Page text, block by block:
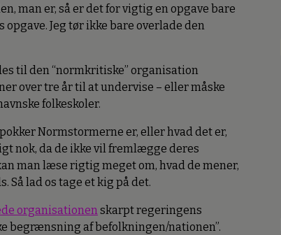
man er, så er det for vigtig en opgave bare
Jeg tør ikke bare overlade den
til den “normkritiske” organisation
over tre år til at undervise – eller måske
folkeskoler.
Normstormerne er, eller hvad det er,
nok, da de ikke vil fremlægge deres
man læse rigtig meget om, hvad de mener,
Så lad os tage et kig på det.
organisationenskarpt regeringens
begrænsning af befolkningen/nationen”.